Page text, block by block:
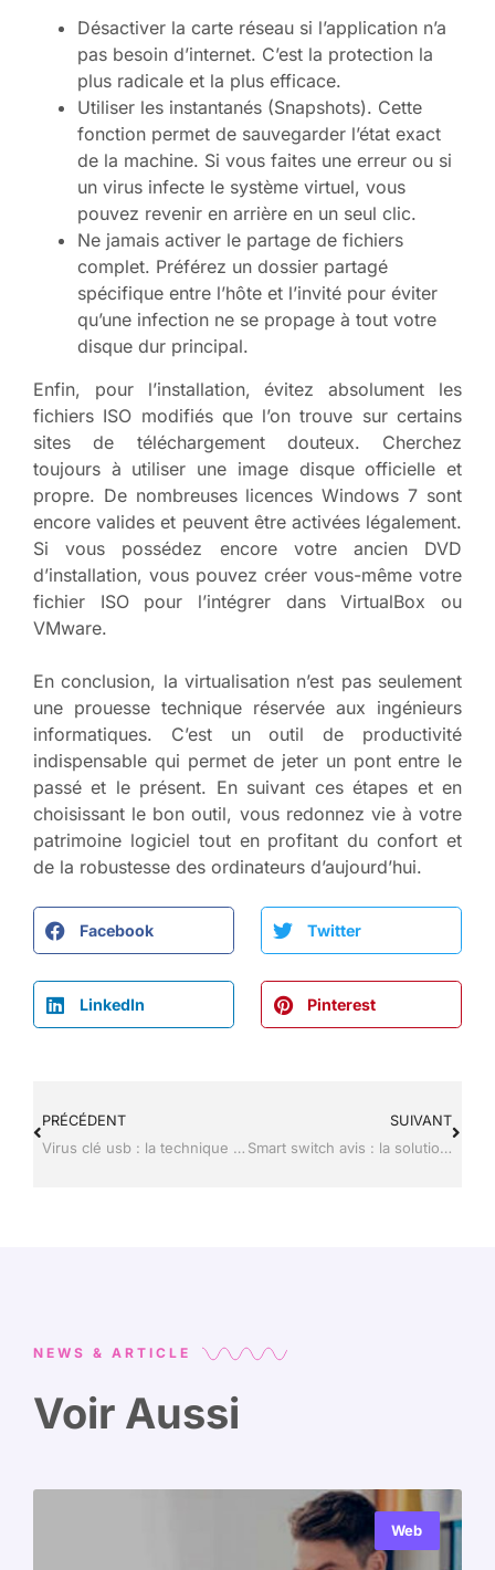
Désactiver la carte réseau si l’application n’a
pas besoin d’internet. C’est la protection la
plus radicale et la plus efficace.
Utiliser les instantanés (Snapshots). Cette
fonction permet de sauvegarder l’état exact
de la machine. Si vous faites une erreur ou si
un virus infecte le système virtuel, vous
pouvez revenir en arrière en un seul clic.
Ne jamais activer le partage de fichiers
complet. Préférez un dossier partagé
spécifique entre l’hôte et l’invité pour éviter
qu’une infection ne se propage à tout votre
disque dur principal.
Enfin, pour l’installation, évitez absolument les
fichiers ISO modifiés que l’on trouve sur certains
sites de téléchargement douteux. Cherchez
toujours à utiliser une image disque officielle et
propre. De nombreuses licences Windows 7 sont
encore valides et peuvent être activées légalement.
Si vous possédez encore votre ancien DVD
d’installation, vous pouvez créer vous-même votre
fichier ISO pour l’intégrer dans VirtualBox ou
VMware.
En conclusion, la virtualisation n’est pas seulement
une prouesse technique réservée aux ingénieurs
informatiques. C’est un outil de productivité
indispensable qui permet de jeter un pont entre le
passé et le présent. En suivant ces étapes et en
choisissant le bon outil, vous redonnez vie à votre
patrimoine logiciel tout en profitant du confort et
de la robustesse des ordinateurs d’aujourd’hui.
Facebook Twitter
LinkedIn Pinterest
PRÉCÉDENT
Virus clé usb : la technique pour supprimer l’infection sans formater
SUIVANT
Smart switch avis : la solution est-elle fiable pour vos données ?
NEWS & ARTICLE
Voir Aussi
Web